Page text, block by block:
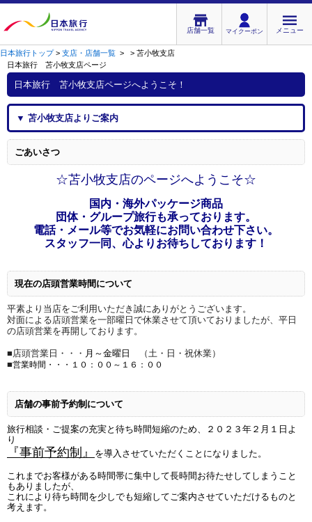
店舗一覧 マイクーポン メニュー
日本旅行トップ> 支店・店舗一覧 > > 苫小牧支店
日本旅行 苫小牧支店ページ
日本旅行 苫小牧支店ページへようこそ！
▼ 苫小牧支店よりご案内
ごあいさつ
☆苫小牧支店のページへようこそ☆
国内・海外パッケージ商品
団体・グループ旅行も承っております。
電話・メール等でお気軽にお問い合わせ下さい。
スタッフ一同、心よりお待ちしております！
現在の店頭営業時間について
平素より当店をご利用いただき誠にありがとうございます。
対面による店頭営業を一部曜日で休業させて頂いておりましたが、 平日
の店頭営業を再開しております。
■店頭営業日・・・ 月～金曜日
（土・日・祝休業）
■営業時間・・・１０：００～ １６：００
店舗の事前予約制について
旅行相談・ご提案の充実と待ち時間短縮のため、２０２３年２月１日よ
り
『事前予約制』 を導入させていただくことになりました。
これまでお客様がある時間帯に集中して長時間お待たせしてしまうこと
もありましたが、
これにより待ち時間を少しでも短縮してご案内させていただけるものと
考えます。